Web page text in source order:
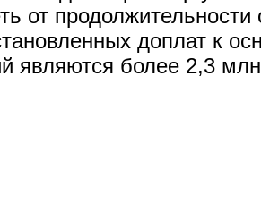
от
доплат к
являются более 2,3